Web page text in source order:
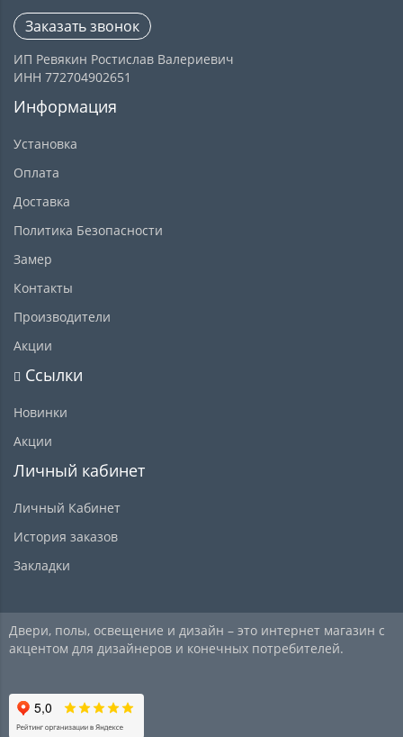
Заказать звонок
ИП Ревякин Ростислав Валериевич
ИНН 772704902651
Информация
Установка
Оплата
Доставка
Политика Безопасности
Замер
Контакты
Производители
Акции
Ссылки
Новинки
Акции
Личный кабинет
Личный Кабинет
История заказов
Закладки
Двери, полы, освещение и дизайн – это интернет магазин с
акцентом для дизайнеров и конечных потребителей.